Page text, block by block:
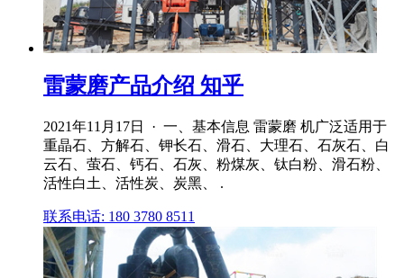
雷蒙磨产品介绍 知乎
2021年11月17日 · 一、基本信息 雷蒙磨 机广泛适用于
重晶石、方解石、钾长石、滑石、大理石、石灰石、白
云石、萤石、钙石、石灰、粉煤灰、钛白粉、滑石粉、
活性白土、活性炭、炭黑、 .
联系电话: 180 3780 8511